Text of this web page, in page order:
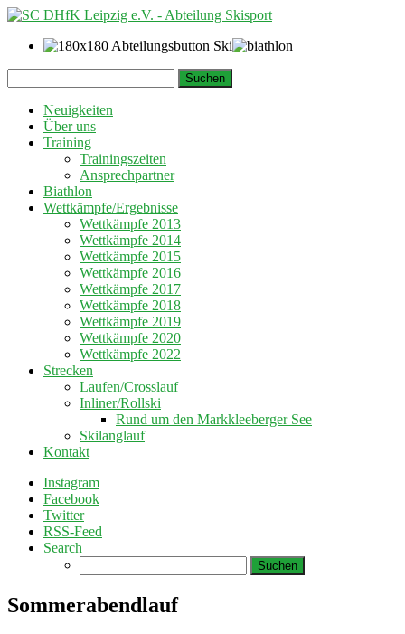
zum
Inhalt
nach:
Neuigkeiten
Über uns
Training
Trainingszeiten
Ansprechpartner
Biathlon
Wettkämpfe/Ergebnisse
Wettkämpfe 2013
Wettkämpfe 2014
Wettkämpfe 2015
Wettkämpfe 2016
Wettkämpfe 2017
Wettkämpfe 2018
Wettkämpfe 2019
Wettkämpfe 2020
Wettkämpfe 2022
Strecken
Laufen/Crosslauf
Inliner/Rollski
Rund um den Markkleeberger See
Skilanglauf
Kontakt
Instagram
Facebook
Twitter
RSS-Feed
Search
nach:
Sommerabendlauf